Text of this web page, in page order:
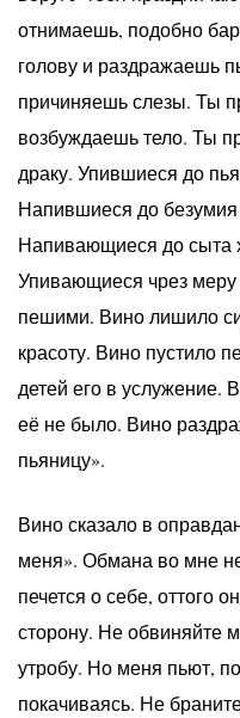
отнимаешь, подобно
голову и раздражаешь
причиняешь слезы. Ты
возбуждаешь тело. Ты
драку. Упившиеся до
Напившиеся до безумия
Напивающиеся до сыта
Упивающиеся чрез
пешими. Вино лишило
красоту. Вино пустило
детей его в услужение.
её не было. Вино
пьяницу».
Вино сказало в
меня». Обмана во мне
печется о себе, оттого
сторону. Не обвиняйте
утробу. Но меня пьют,
покачиваясь. Не